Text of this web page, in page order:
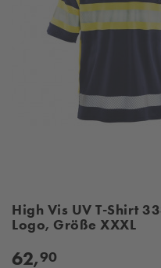
High Vis UV T-Shirt
Logo, Größe XXXL
62,90